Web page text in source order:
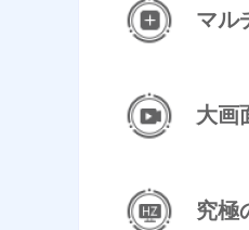
マル
大画
究極